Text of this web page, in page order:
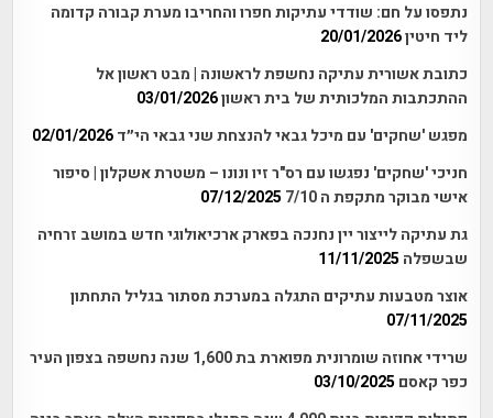
נתפסו על חם: שודדי עתיקות חפרו והחריבו מערת קבורה קדומה
ליד חיטין20/01/2026
כתובת אשורית עתיקה נחשפת לראשונה | מבט ראשון אל
ההתכתבות המלכותית של בית ראשון03/01/2026
מפגש 'שחקים' עם מיכל גבאי להנצחת שני גבאי הי״ד 02/01/2026
חניכי 'שחקים' נפגשו עם רס"ר זיו ונונו – משטרת אשקלון | סיפור
אישי מבוקר מתקפת ה 7/10
07/12/2025
גת עתיקה לייצור יין נחנכה בפארק ארכיאולוגי חדש במושב זרחיה
שבשפלה 11/11/2025
אוצר מטבעות עתיקים התגלה במערכת מסתור בגליל התחתון
07/11/2025
שרידי אחוזה שומרונית מפוארת בת 1,600 שנה נחשפה בצפון העיר
כפר קאסם 03/10/2025